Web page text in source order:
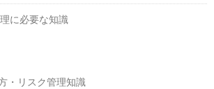
に必要な知識
・リスク管理知識